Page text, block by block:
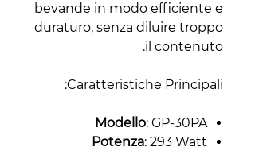
bevande in modo efficiente e
duraturo, senza diluire troppo
il contenuto.
Caratteristiche Principali:
Modello: GP-30PA
Potenza: 293 Watt